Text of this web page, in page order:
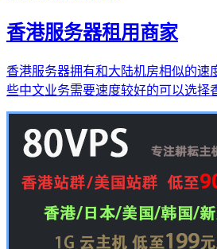
香港服务器租用商家
香港服务器拥有和大陆机房相似的速
些中文业务需要速度较好的可以选择